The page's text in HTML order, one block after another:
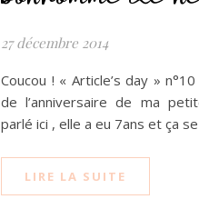
27 décembre 2014
Coucou ! « Article’s day »
de l’anniversaire de ma
parlé ici , elle a eu 7ans et ça
LIRE LA SUITE